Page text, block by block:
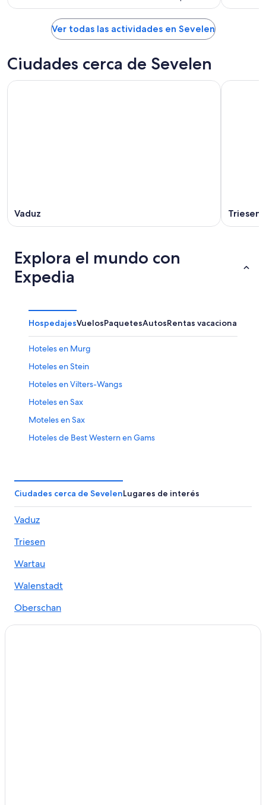
Ver todas las actividades en Sevelen
Ciudades cerca de Sevelen
Vaduz Triesen
Explora el mundo con
Expedia
HospedajesVuelosPaquetesAutosRentas vacacionales
Hoteles en Murg
Hoteles en Stein
Hoteles en Vilters-Wangs
Hoteles en Sax
Moteles en Sax
Hoteles de Best Western en Gams
Hoteles en Flums
Hoteles en Altstätten
Apartamentos en Buchs
Hoteles en Buchs
Hoteles 2 estrellas en Amden
Hoteles en Mols
Ciudades cerca de SevelenLugares de interés
Vaduz
Triesen
Wartau
Walenstadt
Oberschan
Grabs